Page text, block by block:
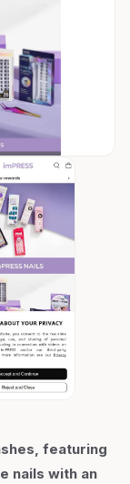
featuring
nails with an